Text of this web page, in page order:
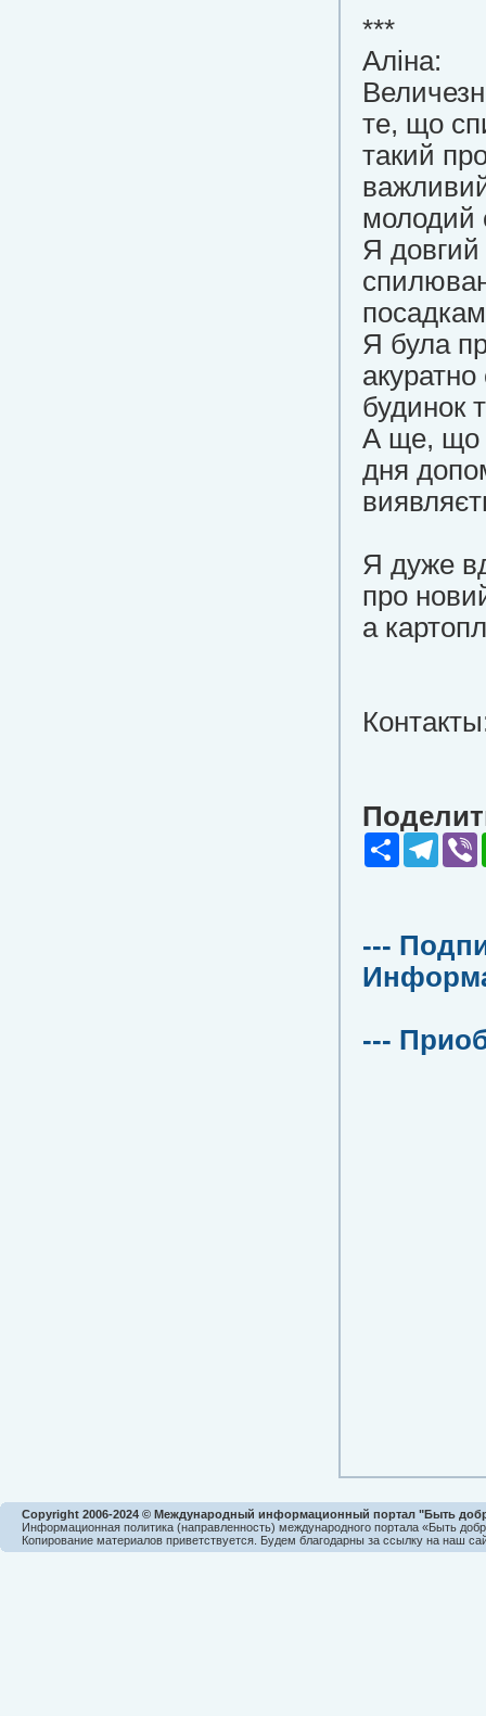
***
Аліна:
те, що
такий
молодий
Я довгий
Я була
будинок
А ще, що
дня
Я дуже
про
а
Share
---
---
Copyright 2006-2024 © Международный информационный портал "Быть
Информационная политика (направленность) международного портала «Быть
Копирование материалов приветствуется. Будем благодарны за ссылку на наш